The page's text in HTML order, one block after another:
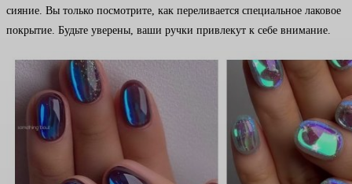
сияние. Вы только посмотрите, как переливается специальное лаковое
покрытие. Будьте уверены, ваши ручки привлекут к себе внимание.